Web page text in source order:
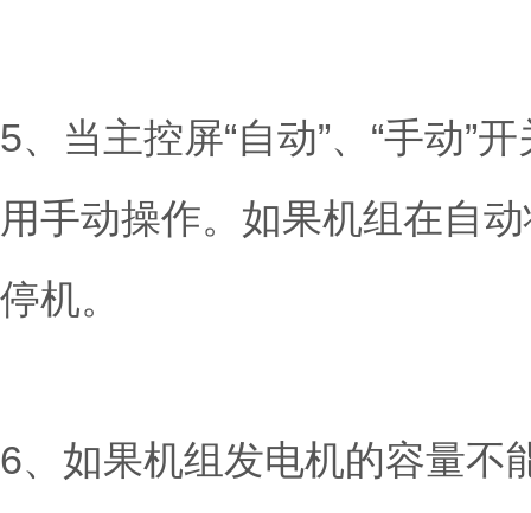
5、当主控屏“自动”、“手动”
用手动操作。如果机组在自
停机。
6、如果机组发电机的容量不